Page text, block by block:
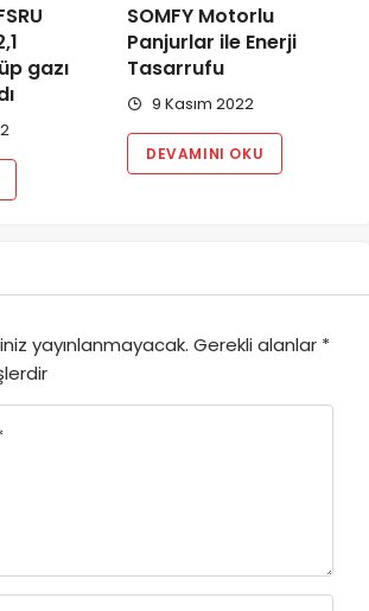
gazı
SOMFY Motorlu
Panjurlar ile Enerji
Tasarrufu
9 Kasım 2022
DEVAMINI OKU
yayınlanmayacak. Gerekli alanlar *